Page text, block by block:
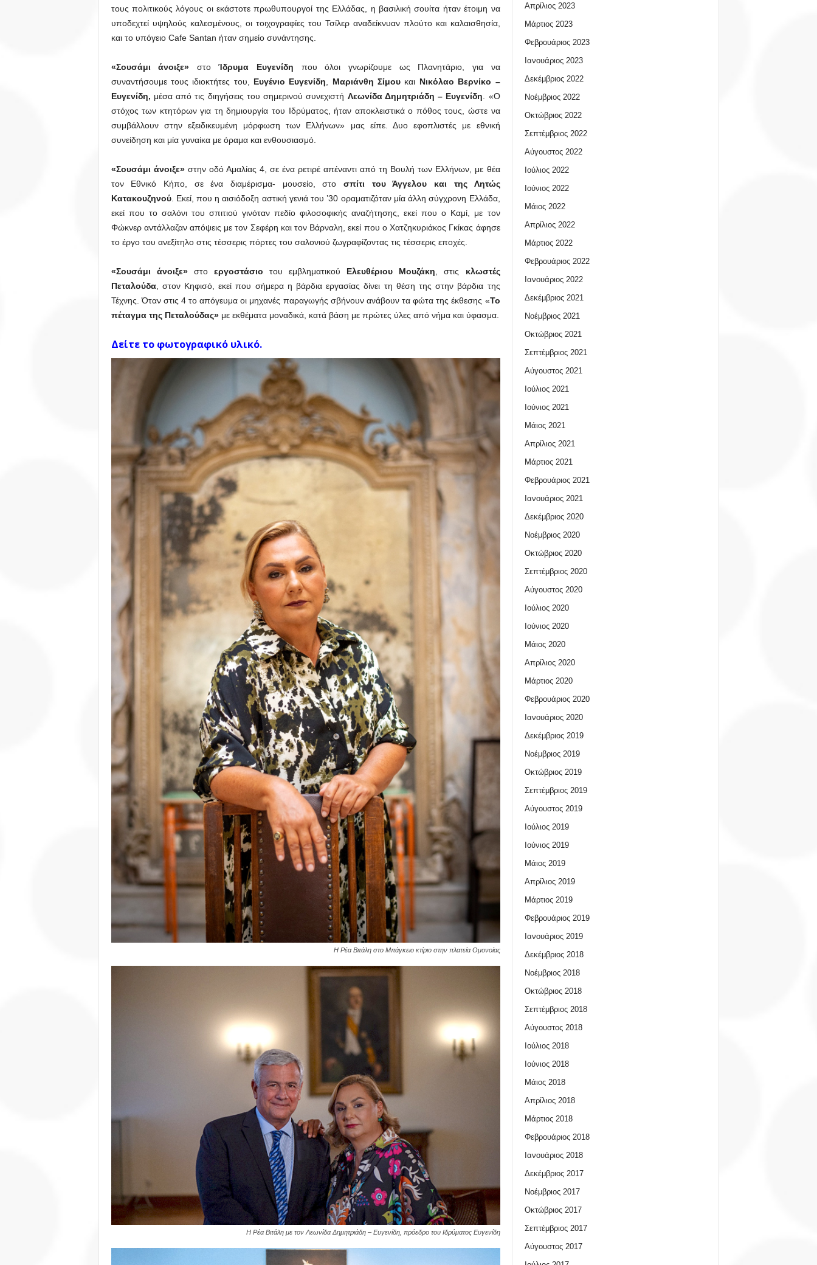
τους πολιτικούς λόγους οι εκάστοτε πρωθυπουργοί της Ελλάδας, η βασιλική σουίτα ήταν έτοιμη να
υποδεχτεί υψηλούς καλεσμένους, οι τοιχογραφίες του Τσίλερ αναδείκνυαν πλούτο και καλαισθησία,
και το υπόγειο Cafe Santan ήταν σημείο συνάντησης.
«Σουσάμι άνοιξε» στοΊδρυμα Ευγενίδη που όλοι γνωρίζουμε ως Πλανητάριο, για να
συναντήσουμε τους ιδιοκτήτες του, Ευγένιο Ευγενίδη Μαριάνθη Σίμου και Νικόλαο Βερνίκο –
Ευγενίδη, μέσα από τις διηγήσεις του σημερινού συνεχιστή Λεωνίδα Δημητριάδη – Ευγενίδη . «Ο
στόχος των κτητόρων για τη δημιουργία του Ιδρύματος, ήταν αποκλειστικά ο πόθος τους, ώστε να
συμβάλλουν στην εξειδικευμένη μόρφωση των Ελλήνων» μας είπε. Δυο εφοπλιστές με εθνική
συνείδηση και μία γυναίκα με όραμα και ενθουσιασμό.
«Σουσάμι άνοιξε»στην οδό Αμαλίας 4, σε ένα ρετιρέ απέναντι από τη Βουλή των Ελλήνων, με θέα
τον Εθνικό Κήπο, σε ένα διαμέρισμα- μουσείο, στοσπίτι του Άγγελου και της Λητώς
Κατακουζηνού. Εκεί, που η αισιόδοξη αστική γενιά του ’30 οραματιζόταν μία άλλη σύγχρονη Ελλάδα,
εκεί που το σαλόνι του σπιτιού γινόταν πεδίο φιλοσοφικής αναζήτησης, εκεί που ο Καμί, με τον
Φώκνερ αντάλλαζαν απόψεις με τον Σεφέρη και τον Βάρναλη, εκεί που ο Χατζηκυριάκος Γκίκας άφησε
το έργο του ανεξίτηλο στις τέσσερις πόρτες του σαλονιού ζωγραφίζοντας τις τέσσερις εποχές.
«Σουσάμι άνοιξε»στο εργοστάσιο του εμβληματικού Ελευθέριου Μουζάκη , στις κλωστές
Πεταλούδα, στον Κηφισό, εκεί που σήμερα η βάρδια εργασίας δίνει τη θέση της στην βάρδια της
Τέχνης. Όταν στις 4 το απόγευμα οι μηχανές παραγωγής σβήνουν ανάβουν τα φώτα της έκθεσης «Το
πέταγμα της Πεταλούδας»με εκθέματα μοναδικά, κατά βάση με πρώτες ύλες από νήμα και ύφασμα.
Δείτε το φωτογραφικό υλικό.
Η Ρέα Βιτάλη στο Μπάγκειο κτίριο στην πλατεία Ομονοίας
Η Ρέα Βιτάλη με τον Λεωνίδα Δημητριάδη – Ευγενίδη, πρόεδρο του Ιδρύματος Ευγενίδη
Απρίλιος 2023
Μάρτιος 2023
Φεβρουάριος 2023
Ιανουάριος 2023
Δεκέμβριος 2022
Νοέμβριος 2022
Οκτώβριος 2022
Σεπτέμβριος 2022
Αύγουστος 2022
Ιούλιος 2022
Ιούνιος 2022
Μάιος 2022
Απρίλιος 2022
Μάρτιος 2022
Φεβρουάριος 2022
Ιανουάριος 2022
Δεκέμβριος 2021
Νοέμβριος 2021
Οκτώβριος 2021
Σεπτέμβριος 2021
Αύγουστος 2021
Ιούλιος 2021
Ιούνιος 2021
Μάιος 2021
Απρίλιος 2021
Μάρτιος 2021
Φεβρουάριος 2021
Ιανουάριος 2021
Δεκέμβριος 2020
Νοέμβριος 2020
Οκτώβριος 2020
Σεπτέμβριος 2020
Αύγουστος 2020
Ιούλιος 2020
Ιούνιος 2020
Μάιος 2020
Απρίλιος 2020
Μάρτιος 2020
Φεβρουάριος 2020
Ιανουάριος 2020
Δεκέμβριος 2019
Νοέμβριος 2019
Οκτώβριος 2019
Σεπτέμβριος 2019
Αύγουστος 2019
Ιούλιος 2019
Ιούνιος 2019
Μάιος 2019
Απρίλιος 2019
Μάρτιος 2019
Φεβρουάριος 2019
Ιανουάριος 2019
Δεκέμβριος 2018
Νοέμβριος 2018
Οκτώβριος 2018
Σεπτέμβριος 2018
Αύγουστος 2018
Ιούλιος 2018
Ιούνιος 2018
Μάιος 2018
Απρίλιος 2018
Μάρτιος 2018
Φεβρουάριος 2018
Ιανουάριος 2018
Δεκέμβριος 2017
Νοέμβριος 2017
Οκτώβριος 2017
Σεπτέμβριος 2017
Αύγουστος 2017